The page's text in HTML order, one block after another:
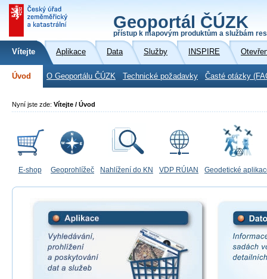
Geoportál ČÚZK
přístup k mapovým produktům a službám
Vítejte Aplikace Data Služby INSPIRE
Úvod O Geoportálu ČÚZK Technické požadavky Časté otázky
Nyní jste zde: Vítejte / Úvod
E-shop Geoprohlížeč Nahlížení do KN VDP RÚIAN Geodetické